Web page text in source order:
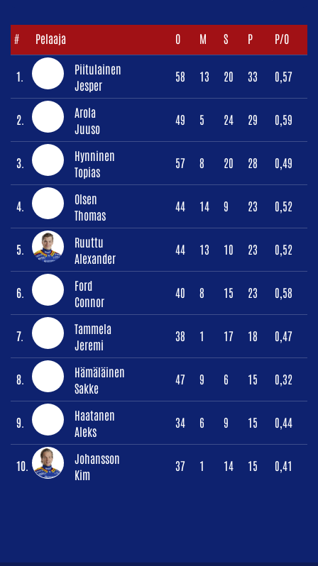
# Pelaaja O M S P P/O
1.
Piitulainen
Jesper
58 13 20 33 0,57
2.
Arola
Juuso
49 5 24 29 0,59
3.
Hynninen
Topias
57 8 20 28 0,49
4.
Olsen
Thomas
44 14 9 23 0,52
5.
Ruuttu
Alexander
44 13 10 23 0,52
6.
Ford
Connor
40 8 15 23 0,58
7.
Tammela
Jeremi
38 1 17 18 0,47
8.
Hämäläinen
Sakke
47 9 6 15 0,32
9.
Haatanen
Aleks
34 6 9 15 0,44
10.
Johansson
Kim
37 1 14 15 0,41